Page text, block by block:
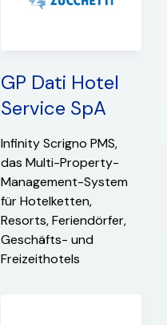
GP Dati Hotel
Service SpA
Infinity Scrigno PMS,
das Multi-Property-
Management-System
für Hotelketten,
Resorts, Feriendörfer,
Geschäfts- und
Freizeithotels